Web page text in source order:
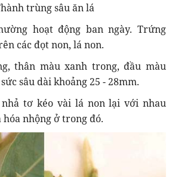
trùng sâu ăn lá
hoạt động ban ngày. Trứng
các đọt non, lá non.
thân màu xanh trong, đầu màu
sâu dài khoảng 25 - 28mm.
nhả tơ kéo vài lá non lại với nhau
hóa nhộng ở trong đó.